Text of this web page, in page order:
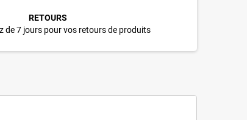
RETOURS
de 7 jours pour vos retours de produits